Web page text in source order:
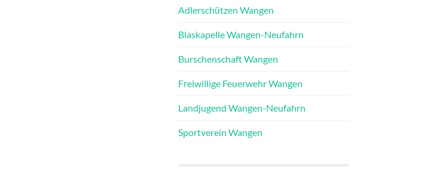
Adlerschützen Wangen
Blaskapelle Wangen-Neufahrn
Burschenschaft Wangen
Freiwillige Feuerwehr Wangen
Landjugend Wangen-Neufahrn
Sportverein Wangen